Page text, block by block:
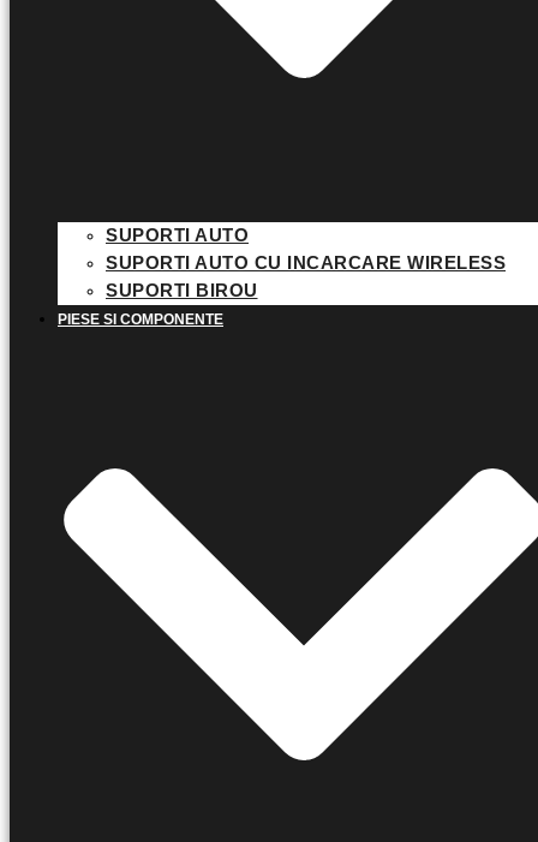
SUPORTI AUTO
SUPORTI AUTO CU INCARCARE WIRELESS
SUPORTI BIROU
PIESE SI COMPONENTE